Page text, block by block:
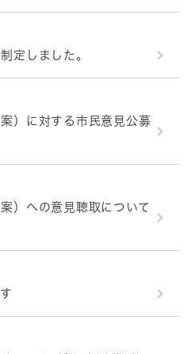
定しました。
）に対する市民意見公募
）への意見聴取について